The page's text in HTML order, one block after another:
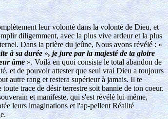
leur volonté dans la volonté de Dieu, et
diligemment, avec la plus vive ardeur et la plus
Dans la prière du jeûne, Nous avons révélé : «
à sa durée», je jure par la majesté de ta gloire
âme». Voilà en quoi consiste le total abandon de
et de pouvoir attester que seul vrai Dieu a toujours
autre rang et restera supérieur à jamais. Il te
trace de désir terrestre soit bannie de ton coeur.
et manifeste, qui s'est révélé lui-même,
leurs imaginations et l'ap-pellent Réalité